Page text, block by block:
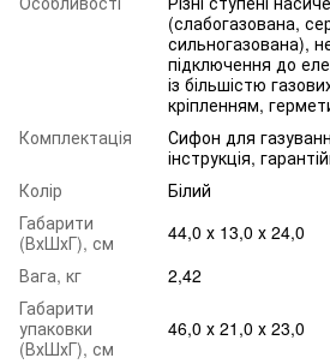
(слабогазована,
сильногазована),
підключення до
із більшістю
кріпленням,
Комплектація
Сифон для
інструкція,
Колір
Білий
Габарити
(ВхШхГ), см
44,0 х 13,0 х 24,0
Вага, кг
2,42
Габарити
упаковки
(ВхШхГ), см
46,0 х 21,0 х 23,0